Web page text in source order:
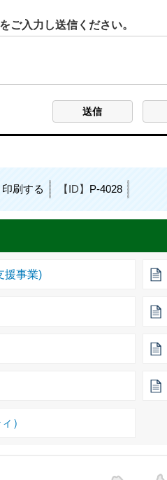
ご入力し送信ください。
印刷する 【ID】 P-4028
援事業)
）